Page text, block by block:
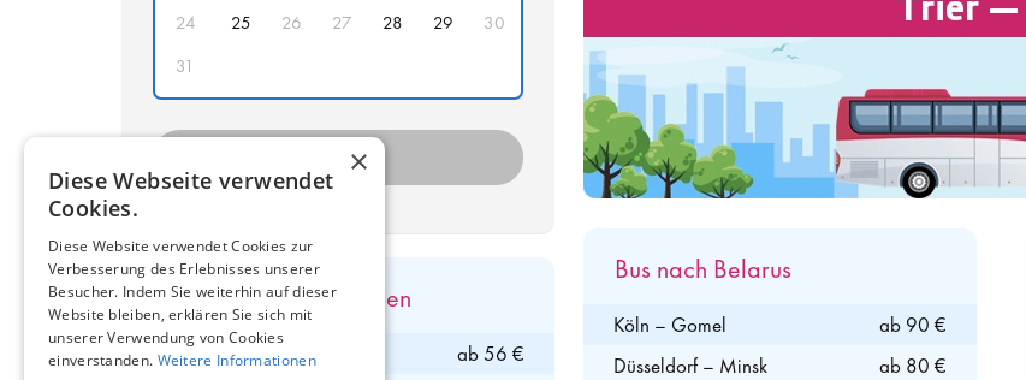
24
25 26 27 28 29
30
31
Direkte Busverbindungen
Bus nach Kaliningrad
ab 56 €
Bus nach Belarus
Köln – Gomel
ab 90 €
Düsseldorf – Minsk
ab 80 €
×
Diese Webseite verwendet
Cookies.
Diese Website verwendet Cookies zur
Verbesserung des Erlebnisses unserer
Besucher. Indem Sie weiterhin auf dieser
Website bleiben, erklären Sie sich mit
unserer Verwendung von Cookies
einverstanden. Weitere Informationen